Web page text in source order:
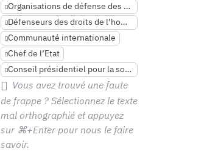
Organisations de défense des droits de l’homme en Fédération de Russie
Défenseurs des droits de l’homme
Communauté internationale
Chef de l’Etat
Conseil présidentiel pour la société civile et les droits de l’homme RF
Vous avez trouvé une faute
de frappe ? Sélectionnez le texte
mal orthographié et appuyez
sur ⌘+Enter pour nous le faire
savoir.